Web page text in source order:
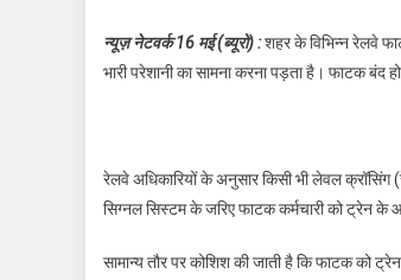
न्यूज़ नेटवर्क 16 मई (ब्यूरो) :शहर के विभिन्न रेलवे
भारी परेशानी का सामना करना पड़ता है। फाटक बंद
रेलवे अधिकारियों के अनुसार किसी भी लेवल क्रॉसिंग
सिग्नल सिस्टम के जरिए फाटक कर्मचारी को ट्रेन के
सामान्य तौर पर कोशिश की जाती है कि फाटक को